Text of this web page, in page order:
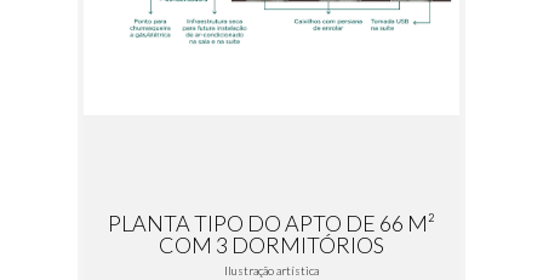
PLANTA TIPO DO APTO DE 66 M²
COM 3 DORMITÓRIOS
Ilustração artística